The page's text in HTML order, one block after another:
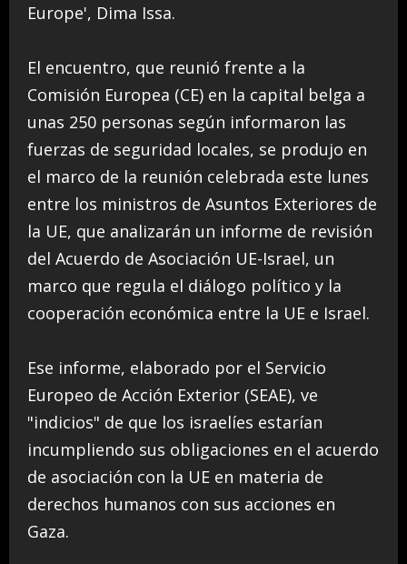
Europe', Dima Issa.
El encuentro, que reunió frente a la
Comisión Europea (CE) en la capital belga a
unas 250 personas según informaron las
fuerzas de seguridad locales, se produjo en
el marco de la reunión celebrada este lunes
entre los ministros de Asuntos Exteriores de
la UE, que analizarán un informe de revisión
del Acuerdo de Asociación UE-Israel, un
marco que regula el diálogo político y la
cooperación económica entre la UE e Israel.
Ese informe, elaborado por el Servicio
Europeo de Acción Exterior (SEAE), ve
"indicios" de que los israelíes estarían
incumpliendo sus obligaciones en el acuerdo
de asociación con la UE en materia de
derechos humanos con sus acciones en
Gaza.